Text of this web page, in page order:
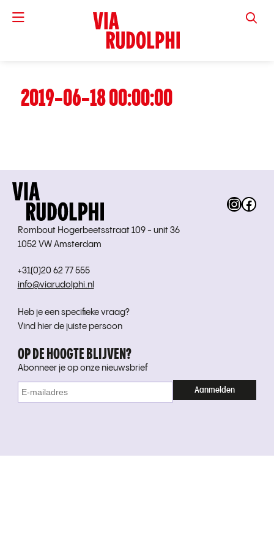
VIA
2019-06-18 00:00:00
Rombout Hogerbeetsstraat 109 - unit 36
1052 VW Amsterdam
+31(0)20 62 77 555
info@viarudolphi.nl
Heb je een specifieke vraag?
Vind hier de juiste persoon
OP DE HOOGTE BLIJVEN?
Abonneer je op onze nieuwsbrief